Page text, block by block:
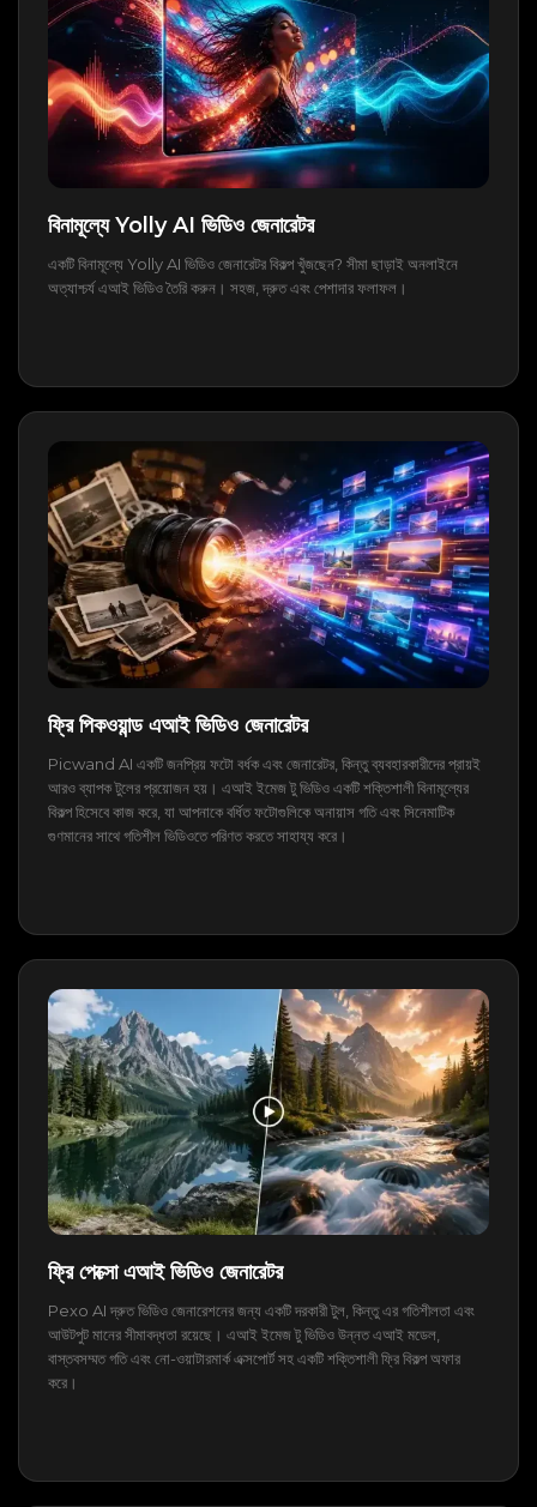
বিনামূল্যে Yolly AI ভিডিও জেনারেটর
একটি বিনামূল্যে Yolly AI ভিডিও জেনারেটর বিকল্প খুঁজছেন? সীমা ছাড়াই অনলাইনে
অত্যাশ্চর্য এআই ভিডিও তৈরি করুন। সহজ, দ্রুত এবং পেশাদার ফলাফল।
ফ্রি পিকওয়ান্ড এআই ভিডিও জেনারেটর
Picwand AI একটি জনপ্রিয় ফটো বর্ধক এবং জেনারেটর, কিন্তু ব্যবহারকারীদের প্রায়ই
আরও ব্যাপক টুলের প্রয়োজন হয়। এআই ইমেজ টু ভিডিও একটি শক্তিশালী বিনামূল্যের
বিকল্প হিসেবে কাজ করে, যা আপনাকে বর্ধিত ফটোগুলিকে অনায়াস গতি এবং সিনেমাটিক
গুণমানের সাথে গতিশীল ভিডিওতে পরিণত করতে সাহায্য করে।
ফ্রি পেক্সো এআই ভিডিও জেনারেটর
Pexo AI দ্রুত ভিডিও জেনারেশনের জন্য একটি দরকারী টুল, কিন্তু এর গতিশীলতা এবং
আউটপুট মানের সীমাবদ্ধতা রয়েছে। এআই ইমেজ টু ভিডিও উন্নত এআই মডেল,
বাস্তবসম্মত গতি এবং নো-ওয়াটারমার্ক এক্সপোর্ট সহ একটি শক্তিশালী ফ্রি বিকল্প অফার
করে।